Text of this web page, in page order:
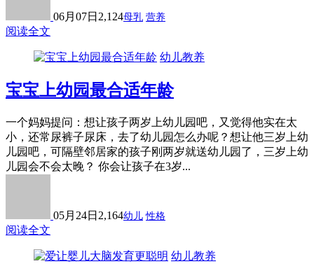
06月07日 2,124母乳 营养
阅读全文
幼儿教养
宝宝上幼园最合适年龄
一个妈妈提问：想让孩子两岁上幼儿园吧，又觉得他实在太
小，还常尿裤子尿床，去了幼儿园怎么办呢？想让他三岁上幼
儿园吧，可隔壁邻居家的孩子刚两岁就送幼儿园了，三岁上幼
儿园会不会太晚？ 你会让孩子在3岁...
05月24日 2,164幼儿 性格
阅读全文
幼儿教养